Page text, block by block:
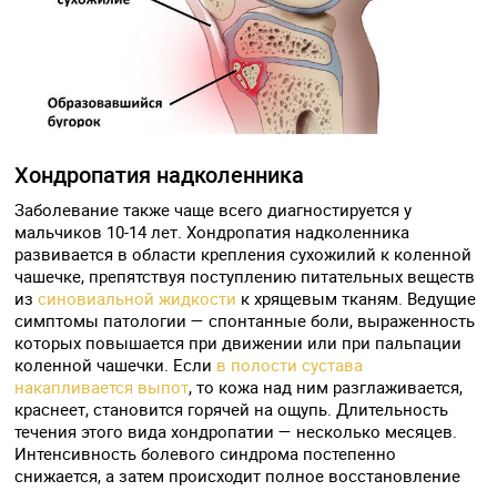
Хондропатия надколенника
Заболевание также чаще всего диагностируется у
мальчиков 10-14 лет. Хондропатия надколенника
развивается в области крепления сухожилий к коленной
чашечке, препятствуя поступлению питательных веществ
изсиновиальной жидкости к хрящевым тканям. Ведущие
симптомы патологии — спонтанные боли, выраженность
которых повышается при движении или при пальпации
коленной чашечки. Если в полости сустава
накапливается выпот, то кожа над ним разглаживается,
краснеет, становится горячей на ощупь. Длительность
течения этого вида хондропатии — несколько месяцев.
Интенсивность болевого синдрома постепенно
снижается, а затем происходит полное восстановление